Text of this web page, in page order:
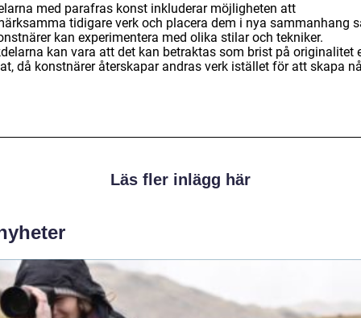
med parafras konst inkluderar möjligheten att
tidigare verk och placera dem i nya sammanhang
kan experimentera med olika stilar och tekniker.
kan vara att det kan betraktas som brist på originalitet
då konstnärer återskapar andras verk istället för att skapa
Läs fler inlägg här